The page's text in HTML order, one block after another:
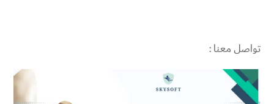
تواصل معنا :